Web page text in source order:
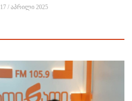
17 / აპრილი 2025